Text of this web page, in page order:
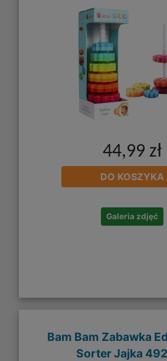
44,99 zł
DO KOSZYKA
Galeria zdjęć
Bam Bam Zabawka
Sorter Jajka